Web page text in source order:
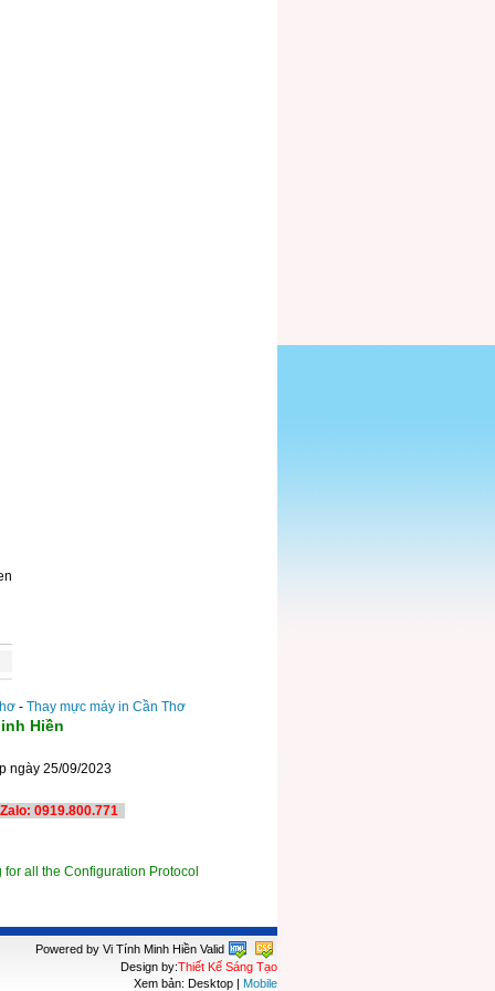
- Thay mực máy in Cần Thơ
Hiền
ngày 25/09/2023
Cần Thơ
Zalo: 0919.800.771
all the Configuration Protocol
Powered by Vi Tính Minh Hiền Valid
Design by:Thiết Kế Sáng Tạo
Xem bản: Desktop | Mobile